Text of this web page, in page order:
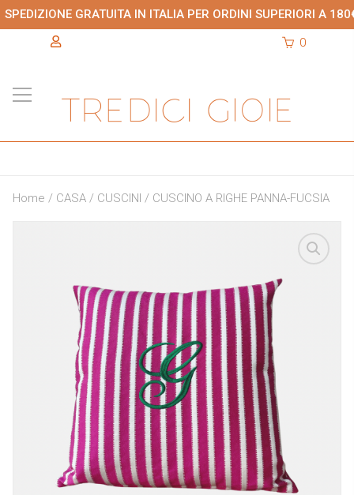
SPEDIZIONE GRATUITA IN ITALIA PER ORDINI SUPERIORI A
0
Home / CASA/ CUSCINI / CUSCINO A RIGHE PANNA-FUCSIA